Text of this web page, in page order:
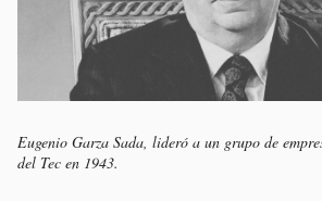
Eugenio Garza Sada, lideró a un grupo de
del Tec en 1943.